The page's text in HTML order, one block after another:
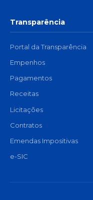
Transparência
Portal da Transparência
Empenhos
Pagamentos
Receitas
Licitações
Contratos
Emendas Impositivas
e-SIC